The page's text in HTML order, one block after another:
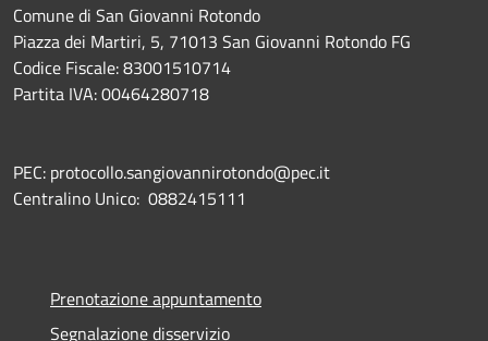
Comune di San Giovanni Rotondo
Piazza dei Martiri, 5, 71013 San Giovanni Rotondo FG
Codice Fiscale: 83001510714
Partita IVA: 00464280718
PEC: protocollo.sangiovannirotondo@pec.it
Centralino Unico: 0882415111
Prenotazione appuntamento
Segnalazione disservizio